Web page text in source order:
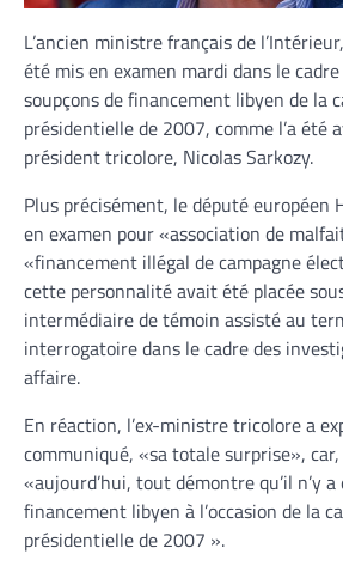
L’ancien ministre français de
été mis en examen mardi dans le cadre
soupçons de financement libyen de la
présidentielle de 2007, comme l’a été
président tricolore, Nicolas Sarkozy.
Plus précisément, le député européen
en examen pour «association de
«financement illégal de campagne
cette personnalité avait été placée
intermédiaire de témoin assisté au
interrogatoire dans le cadre des
affaire.
En réaction, l’ex-ministre tricolore a
communiqué, «sa totale surprise»,
«aujourd’hui, tout démontre qu’il n’y
financement libyen à l’occasion de la
présidentielle de 2007 ».